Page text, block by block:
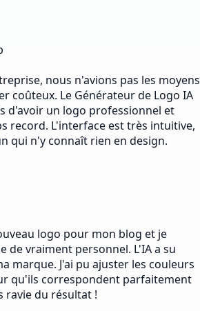
nous n'avions pas les moyens
coûteux. Le Générateur de Logo IA
d'avoir un logo professionnel et
record. L'interface est très intuitive,
qui n'y connaît rien en design.
logo pour mon blog et je
de vraiment personnel. L'IA a su
marque. J'ai pu ajuster les couleurs
qu'ils correspondent parfaitement
ravie du résultat !